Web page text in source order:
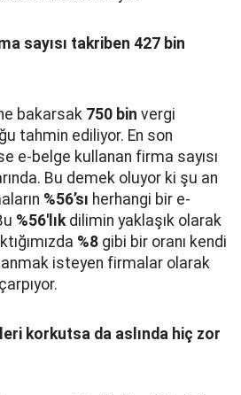
sayısı takriben 427 bin
bakarsak 750 bin vergi
tahmin ediliyor. En son
e-belge kullanan firma sayısı
Bu demek oluyor ki şu an
%56’sı herhangi bir e-
%56'lıkdilimin yaklaşık olarak
%8 gibi bir oranı kendi
isteyen firmalar olarak
korkutsa da aslında hiç zor